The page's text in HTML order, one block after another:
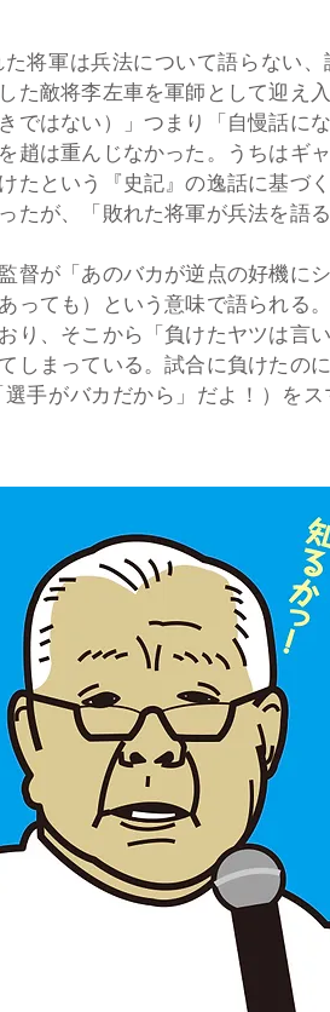
将軍は兵法について語らない
た敵将李左車を軍師として迎え
ではない）」つまり「自慢話に
趙は重んじなかった。うちはギ
たという『史記』の逸話に基づ
たが、「敗れた将軍が兵法を語
督が「あのバカが逆点の好機
っても）という意味で語られる
り、そこから「負けたヤツは言
しまっている。試合に負けたの
手がバカだから」だよ！）を